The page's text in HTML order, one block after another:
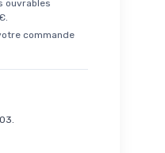
ouvrables
commande